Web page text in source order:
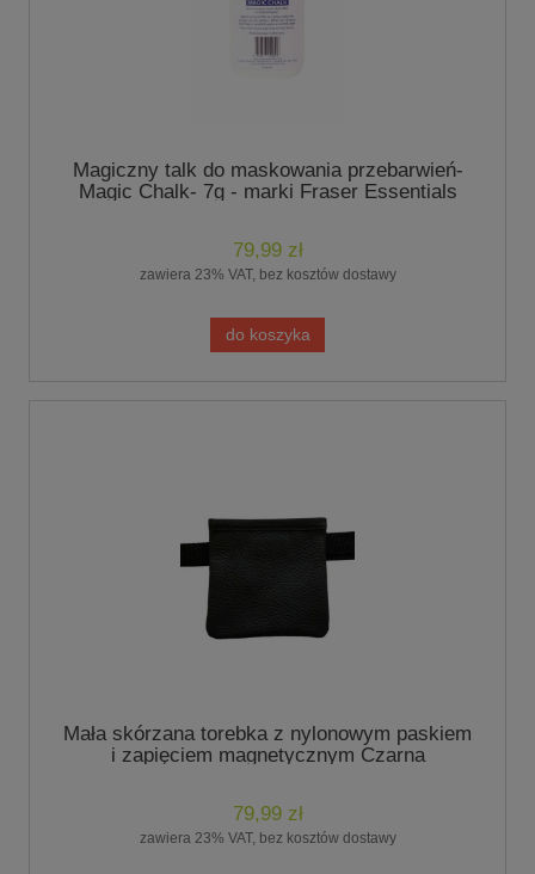
Magiczny talk do maskowania przebarwień-
Magic Chalk- 7g - marki Fraser Essentials
79,99 zł
zawiera 23% VAT, bez kosztów dostawy
do koszyka
Mała skórzana torebka z nylonowym paskiem
i zapięciem magnetycznym Czarna
79,99 zł
zawiera 23% VAT, bez kosztów dostawy